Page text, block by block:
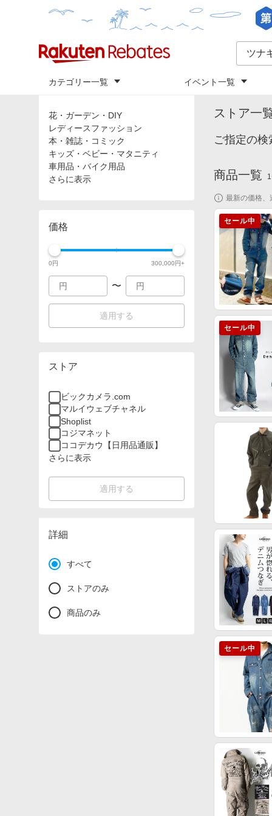
カテゴリー一覧 イベント一覧
カテゴリ
花・ガーデン・DIY
レディースファッション
本・雑誌・コミック
キッズ・ベビー・マタニティ
車用品・バイク用品
さらに表示
価格
0円 300,000円+
〜
適用する
ストア
ビックカメラ.com
マルイウェブチャネル
Shoplist
コジマネット
ココデカウ【日用品通販】
さらに表示
適用する
詳細
すべて
ストアのみ
商品のみ
トップ
ストア一
ご指定の
商品一覧 1
最新の価格、
セール中
セール中
セール中